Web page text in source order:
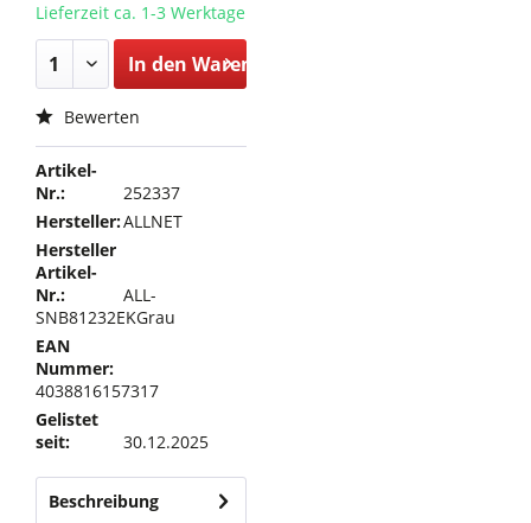
Lieferzeit ca. 1-3 Werktage
In den Warenkorb
Bewerten
Artikel-
Nr.:
252337
Hersteller:ALLNET
Hersteller
Artikel-
Nr.:
ALL-
SNB81232EKGrau
EAN
Nummer:
4038816157317
Gelistet
seit:
30.12.2025
Beschreibung